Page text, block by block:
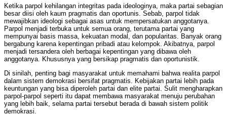
Ketika parpol kehilangan integritas pada ideologinya, maka partai sebagian
besar diisi oleh kaum pragmatis dan oportunis. Sebab, parpol tidak
mewajibkan ideologi sebagai asas untuk mempersatukan anggotanya.
Parpol menjadi terbuka untuk semua orang, terutama partai yang
mempunyai basis massa, kekuatan modal, dan popularitas. Banyak orang
bergabung karena kepentingan pribadi atau kelompok. Akibatnya, parpol
menjadi tersandera oleh berbagai kepentingan yang dibawa oleh
anggotanya. Khususnya yang bersikap pragmatis dan oportunistik.
Di sinilah, penting bagi masyarakat untuk memahami bahwa realita parpol
dalam sistem demokrasi bersifat pragmatis. Kebijakan partai lebih pada
keuntungan yang bisa diperoleh partai dan elite partai. Sulit mengharapkan
parpol-parpol seperti itu dapat membawa masyarakat menuju perubahan
yang lebih baik, selama partai tersebut berada di bawah sistem politik
demokrasi.